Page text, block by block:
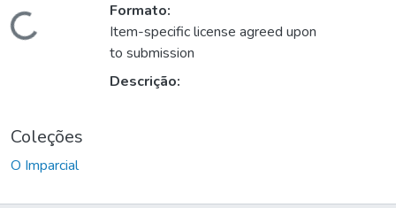
Carregando...
Formato:
Item-specific license agreed upon
to submission
Descrição:
Coleções
O Imparcial